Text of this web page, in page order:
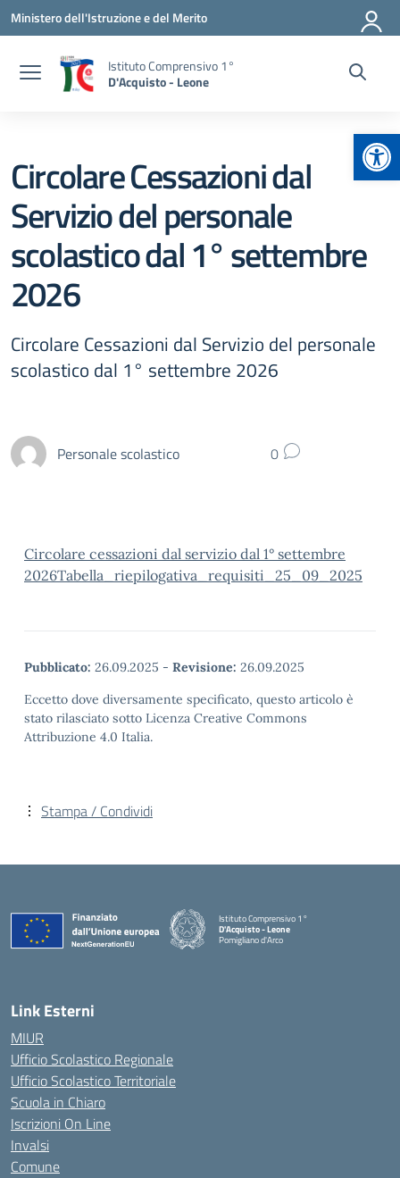
Vai ai contenuti
Vai al menu di navigazione
Vai al footer
Ministero dell'Istruzione e del Merito
Istituto Comprensivo 1°
D'Acquisto - Leone
Circolare Cessazioni dal
Servizio del personale
scolastico dal 1° settembre
2026
Circolare Cessazioni dal Servizio del personale
scolastico dal 1° settembre 2026
Personale scolastico 0
Circolare cessazioni dal servizio dal 1° settembre
2026Tabella_riepilogativa_requisiti_25_09_2025
Pubblicato: 26.09.2025 - Revisione: 26.09.2025
Eccetto dove diversamente specificato, questo articolo è
stato rilasciato sotto Licenza Creative Commons
Attribuzione 4.0 Italia.
Stampa / Condividi
Istituto Comprensivo 1°
D'Acquisto - Leone
Pomigliano d'Arco
— Visita la pagina iniziale della scuola
Link Esterni
MIUR
Ufficio Scolastico Regionale
Ufficio Scolastico Territoriale
Scuola in Chiaro
Iscrizioni On Line
Invalsi
Comune